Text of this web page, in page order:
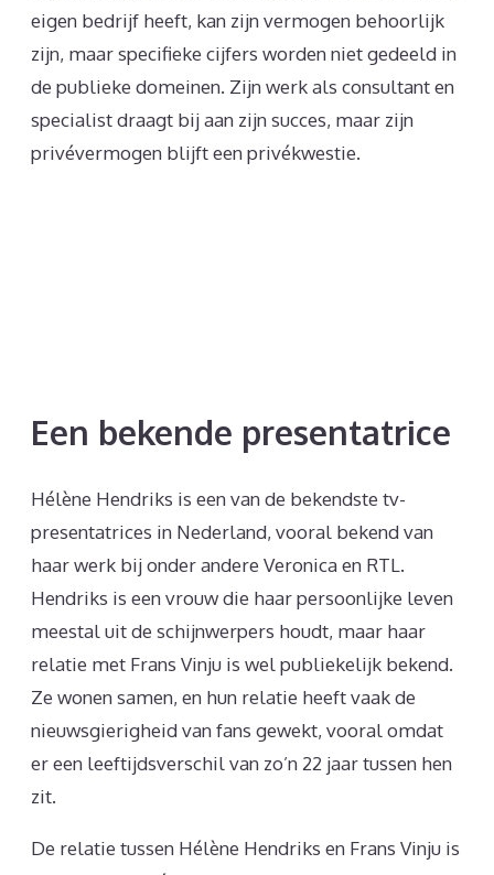
eigen bedrijf heeft, kan zijn vermogen behoorlijk
zijn, maar specifieke cijfers worden niet gedeeld in
de publieke domeinen. Zijn werk als consultant en
specialist draagt bij aan zijn succes, maar zijn
privévermogen blijft een privékwestie.
Een bekende presentatrice
Hélène Hendriks is een van de bekendste tv-
presentatrices in Nederland, vooral bekend van
haar werk bij onder andere Veronica en RTL.
Hendriks is een vrouw die haar persoonlijke leven
meestal uit de schijnwerpers houdt, maar haar
relatie met Frans Vinju is wel publiekelijk bekend.
Ze wonen samen, en hun relatie heeft vaak de
nieuwsgierigheid van fans gewekt, vooral omdat
er een leeftijdsverschil van zo’n 22 jaar tussen hen
zit.
De relatie tussen Hélène Hendriks en Frans Vinju is